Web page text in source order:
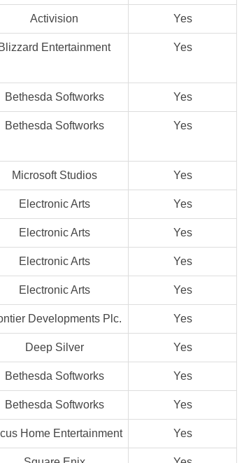
Activision Yes
Blizzard Entertainment Yes
Bethesda Softworks Yes
Bethesda Softworks Yes
Microsoft Studios Yes
Electronic Arts Yes
Electronic Arts Yes
Electronic Arts Yes
Electronic Arts Yes
Developments Plc. Yes
Deep Silver Yes
Bethesda Softworks Yes
Bethesda Softworks Yes
Home Entertainment Yes